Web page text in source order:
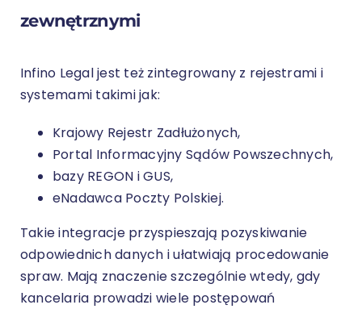
zewnętrznymi
Infino Legal jest też zintegrowany z rejestrami i
systemami takimi jak:
Krajowy Rejestr Zadłużonych,
Portal Informacyjny Sądów Powszechnych,
bazy REGON i GUS,
eNadawca Poczty Polskiej.
Takie integracje przyspieszają pozyskiwanie
odpowiednich danych i ułatwiają procedowanie
spraw. Mają znaczenie szczególnie wtedy, gdy
kancelaria prowadzi wiele postępowań